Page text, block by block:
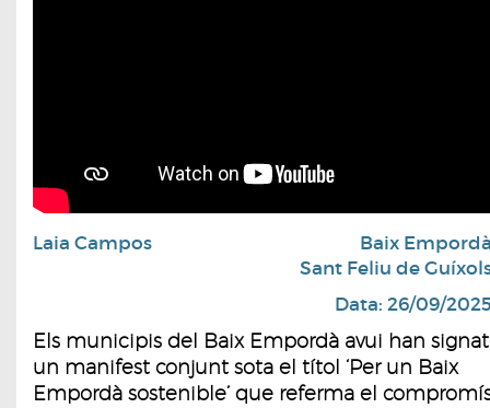
Laia Campos
Baix
Sant Feliu de
Data: 26/09/
Els municipis del Baix Empordà avui han signat
un manifest conjunt sota el títol ‘Per un Baix
Empordà sostenible’ que referma el